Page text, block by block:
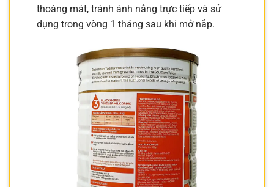
thoáng mát, tránh ánh nắng trực tiếp và sử
dụng trong vòng 1 tháng sau khi mở nắp.